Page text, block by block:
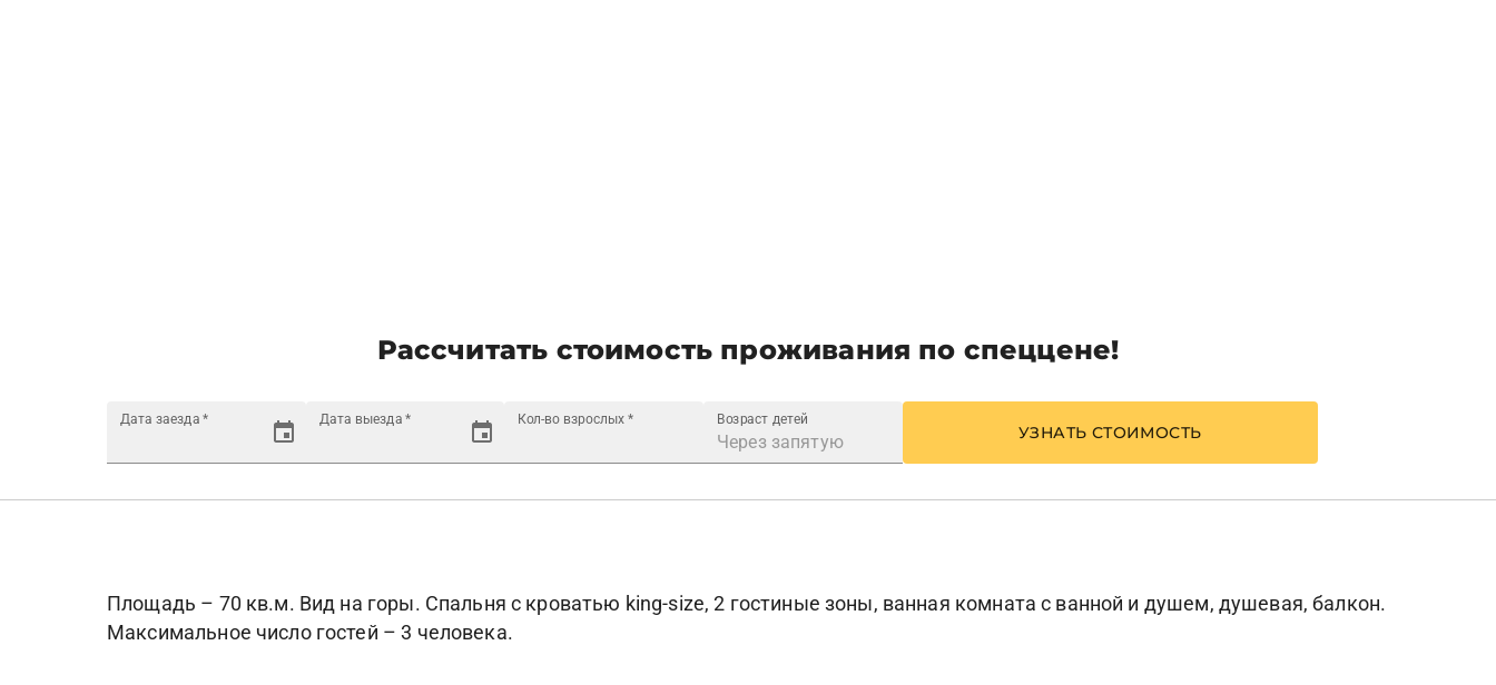
Рассчитать стоимость проживания по спеццене!
Дата заезда * Дата выезда * Кол-во взрослых * Возраст детей
УЗНАТЬ СТОИМОСТЬ
Площадь – 70 кв.м. Вид на горы. Спальня с кроватью king-size, 2 гостиные зоны, ванная комната с ванной и душем, душевая, балкон.
Максимальное число гостей – 3 человека.